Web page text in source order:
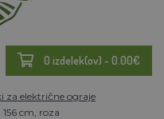
0 izdelek(ov) - 0.00€
za električne ograje
cm, roza